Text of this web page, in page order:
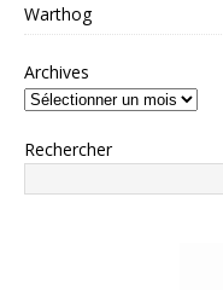
Warthog
Archives
Rechercher